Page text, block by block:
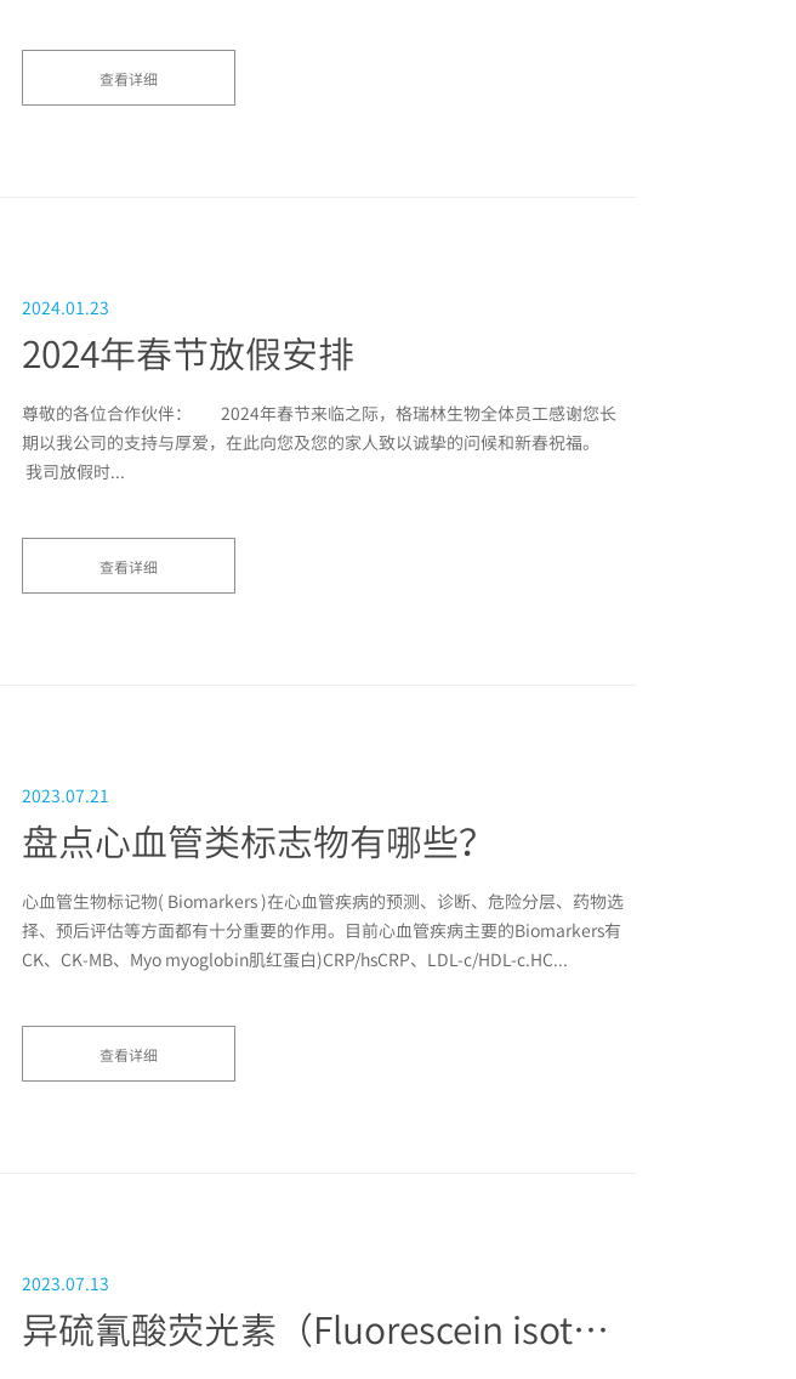
查看详细
2024.01.23
2024年春节放假安排
尊敬的各位合作伙伴： 2024年春节来临之际，格瑞林生物全体员工感谢您长
期以我公司的支持与厚爱，在此向您及您的家人致以诚挚的问候和新春祝福。
我司放假时...
查看详细
2023.07.21
盘点心血管类标志物有哪些？
心血管生物标记物( Biomarkers )在心血管疾病的预测、诊断、危险分层、药物选
择、预后评估等方面都有十分重要的作用。目前心血管疾病主要的Biomarkers有
CK、CK-MB、Myo myoglobin肌红蛋白)CRP/hsCRP、LDL-c/HDL-c.HC...
查看详细
2023.07.13
异硫氰酸荧光素（Fluorescein isothiocyanate，FITC）抗体